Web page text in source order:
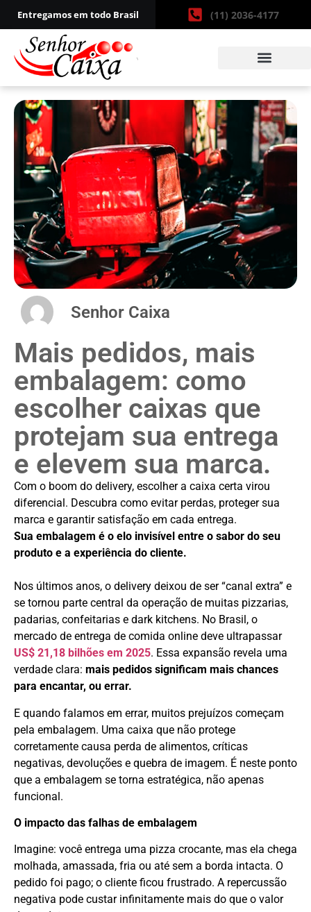
Entregamos em todo Brasil (11) 2036-4177
Senhor Caixa
Mais pedidos, mais
embalagem: como
escolher caixas que
protejam sua entrega
e elevem sua marca.
Com o boom do delivery, escolher a caixa certa virou
diferencial. Descubra como evitar perdas, proteger sua
marca e garantir satisfação em cada entrega.
Sua embalagem é o elo invisível entre o sabor do seu
produto e a experiência do cliente.
Nos últimos anos, o delivery deixou de ser “canal extra” e
se tornou parte central da operação de muitas pizzarias,
padarias, confeitarias e dark kitchens. No Brasil, o
mercado de entrega de comida online deve ultrapassar
US$ 21,18 bilhões em 2025. Essa expansão revela uma
verdade clara: mais pedidos significam mais chances
para encantar, ou errar.
E quando falamos em errar, muitos prejuízos começam
pela embalagem. Uma caixa que não protege
corretamente causa perda de alimentos, críticas
negativas, devoluções e quebra de imagem. É neste ponto
que a embalagem se torna estratégica, não apenas
funcional.
O impacto das falhas de embalagem
Imagine: você entrega uma pizza crocante, mas ela chega
molhada, amassada, fria ou até sem a borda intacta. O
pedido foi pago; o cliente ficou frustrado. A repercussão
negativa pode custar infinitamente mais do que o valor